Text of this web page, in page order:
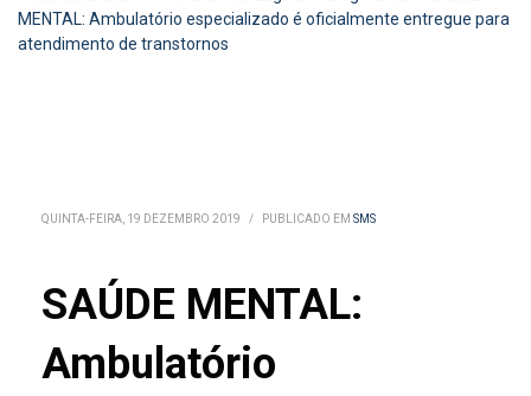
MENTAL: Ambulatório especializado é oficialmente entregue para
atendimento de transtornos
QUINTA-FEIRA, 19 DEZEMBRO 2019 / PUBLICADO EM SMS
SAÚDE MENTAL:
Ambulatório